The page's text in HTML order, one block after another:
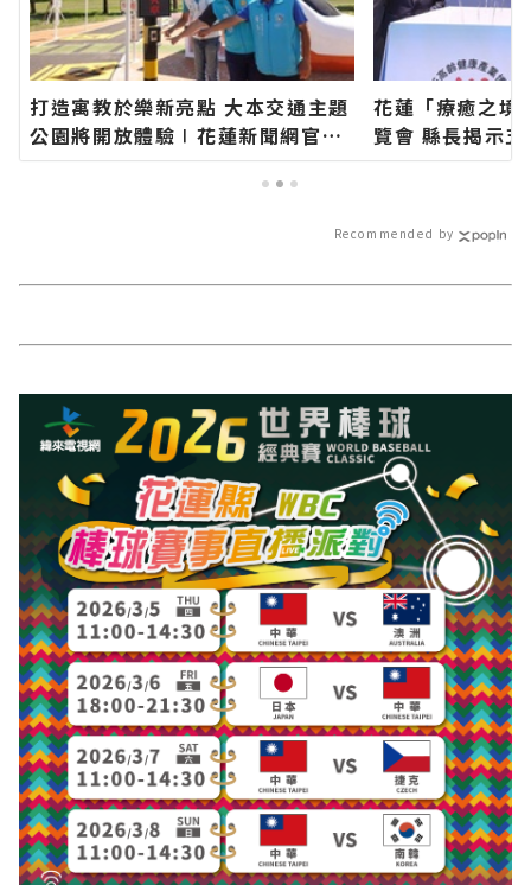
打造寓教於樂新亮點 大本交通主題
公園將開放體驗∣花蓮新聞網官方
網站各類新聞－最快速的今日新聞
花蓮「療癒之境
覽會 縣長揭示
專屬的慢活步
Recommended by